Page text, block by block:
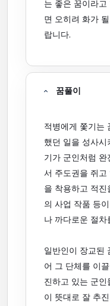
는 좋은 꿈이라
면 오히려 화가
랍니다.
꿈풀이
적병에게 쫓기는
했던 일을 성사
기가 군인처럼
서 주도권을 쥐
을 착용하고 적
의 사업 작품 등
나 까다로운 절
일반인이 장교된
어 그 단체를 이
진하고 있는 군
이 뜻대로 잘 추